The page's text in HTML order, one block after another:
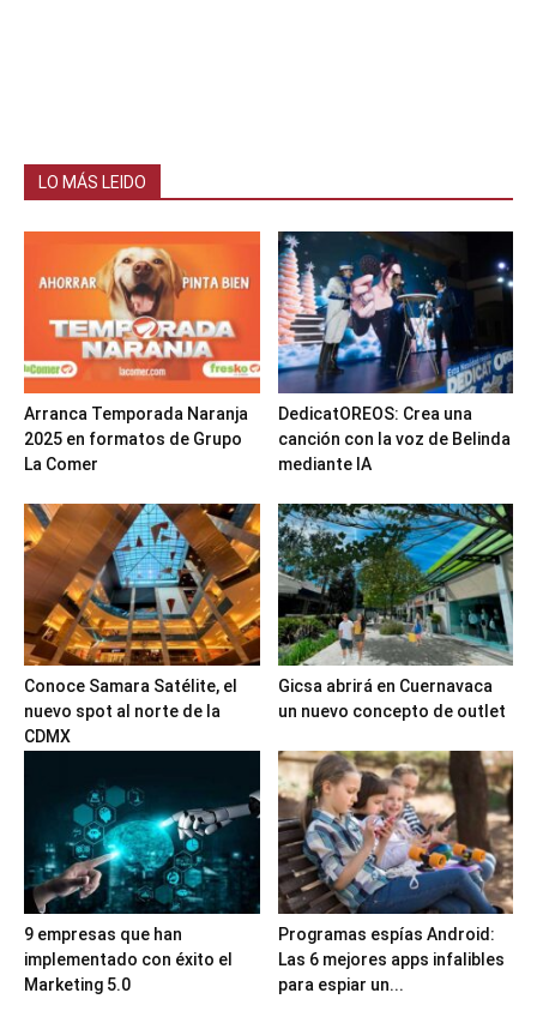
LO MÁS LEIDO
Arranca Temporada Naranja
2025 en formatos de Grupo
La Comer
DedicatOREOS: Crea una
canción con la voz de Belinda
mediante IA
Conoce Samara Satélite, el
nuevo spot al norte de la
CDMX
Gicsa abrirá en Cuernavaca
un nuevo concepto de outlet
9 empresas que han
implementado con éxito el
Marketing 5.0
Programas espías Android:
Las 6 mejores apps infalibles
para espiar un...